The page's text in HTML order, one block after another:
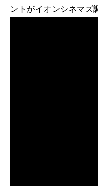
ントがイオンシネマズ